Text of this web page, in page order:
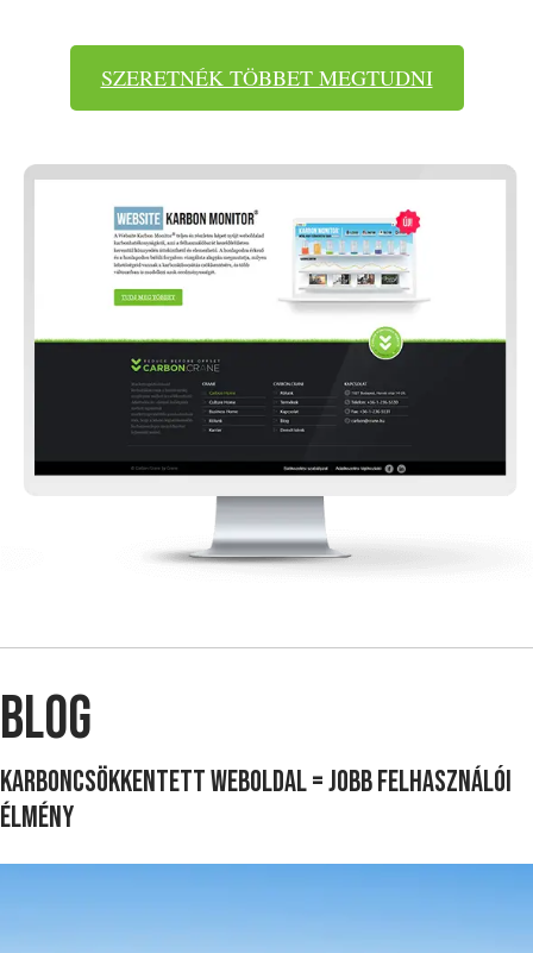
SZERETNÉK TÖBBET MEGTUDNI
BLOG
Karboncsökkentett weboldal = jobb felhasználói
élmény